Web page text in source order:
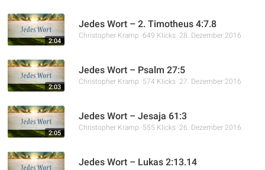
2:04
Jedes Wort – 2. Timotheus 4:7.8
Christopher Kramp 649 Klicks 28. Dezember 2016
2:03
Jedes Wort – Psalm 27:5
Christopher Kramp 574 Klicks 27. Dezember 2016
2:05
Jedes Wort – Jesaja 61:3
Christopher Kramp 555 Klicks 26. Dezember 2016
Jedes Wort – Lukas 2:13.14